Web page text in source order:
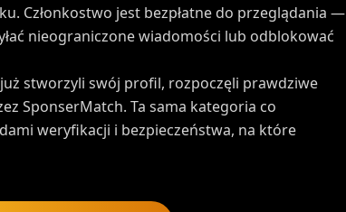
Członkostwo jest bezpłatne do przeglądania —
nieograniczone wiadomości lub odblokować
stworzyli swój profil, rozpoczęli prawdziwe
SponserMatch. Ta sama kategoria co
weryfikacji i bezpieczeństwa, na które